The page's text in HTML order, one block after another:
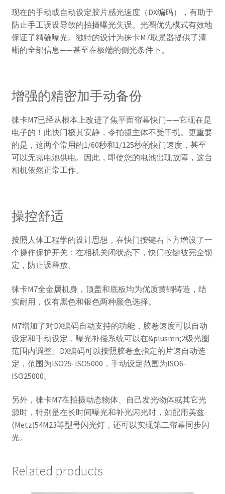
现在的手动或自动设定胶片感光速度（DX编码），有助于
防止手工误设导致的拍摄曝光失误。光圈优先模式有效地
保证了精确曝光。独特的设计为徕卡M7取景器提供了清
晰的全部信息——甚至在极端的侧光条件下。
增强的精密加手动备份
徕卡M7已经从根本上改进了焦平面帘幕快门——它现在是
电子的！此快门极其安静，令拍摄主体不受干扰。更重要
的是，这两个常用的1/60秒和1/125秒的快门速度，甚至
可以无需电池供电。因此，即使您的电池出现故障，这台
相机依然正常工作。
操控舒适
按照人体工程学的设计思想，在快门按键右下方增设了一
个操作保护开关：在相机关闭状态下，快门按键被完全锁
定，防止误释放。
徕卡M7全金属机身，顶盖和底板均为优质黄铜铸造，结
实耐用，仅有黑色和银色两种颜色选择。
M7增加了对DX编码自动支持的功能，胶卷速度可以自动
设定和手动设定，曝光补偿系统可以在&plusmn;2级光圈
范围内调整。DX编码可以按照胶卷盒指定的片速自动选
定，范围为ISO25-ISO5000，手动设定范围为ISO6-
ISO25000。
另外，徕卡M7在拍摄动态物体、自己发光物体或其它光
源时，特别是在长时间曝光和补光闪光时，如配用美兹
(Metz)54M23等型号闪光灯，还可以实现第二帘幕同步闪
光。
Related products